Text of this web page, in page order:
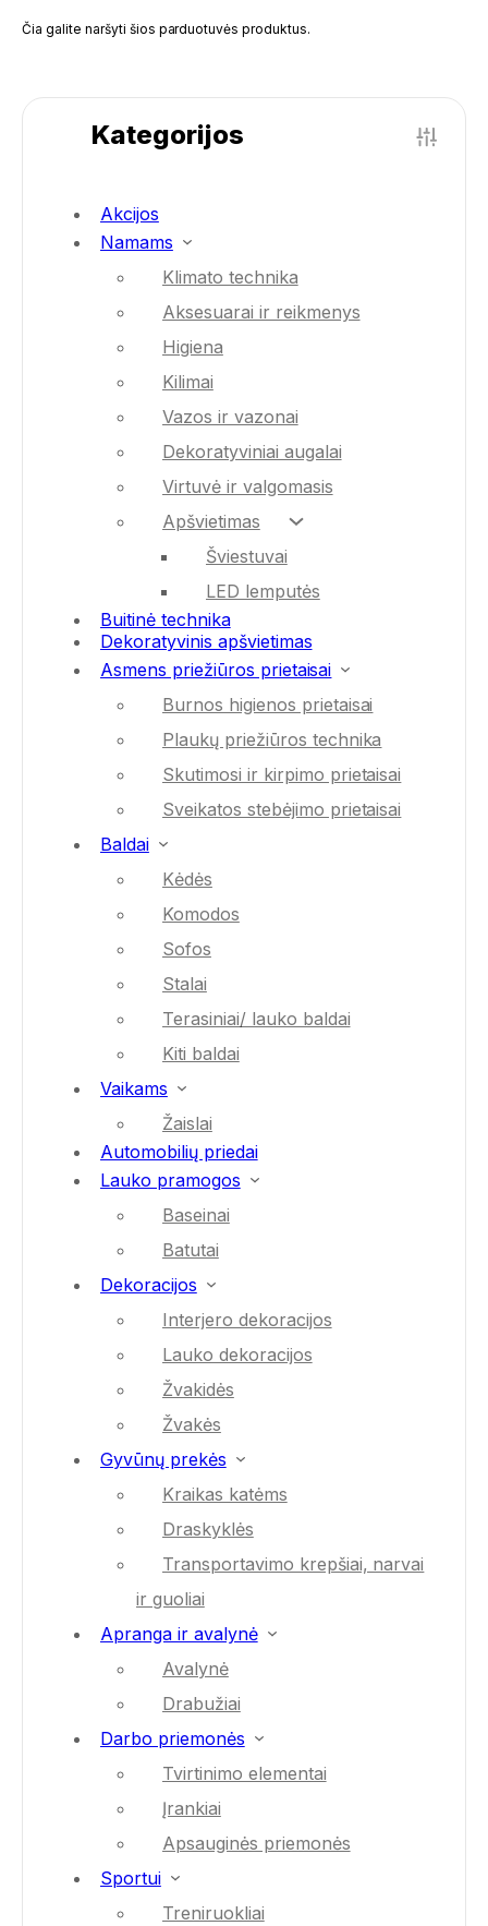
Čia galite naršyti šios parduotuvės produktus.
Kategorijos
Akcijos
Namams
Klimato technika
Aksesuarai ir reikmenys
Higiena
Kilimai
Vazos ir vazonai
Dekoratyviniai augalai
Virtuvė ir valgomasis
Apšvietimas
Šviestuvai
LED lemputės
Buitinė technika
Dekoratyvinis apšvietimas
Asmens priežiūros prietaisai
Burnos higienos prietaisai
Plaukų priežiūros technika
Skutimosi ir kirpimo prietaisai
Sveikatos stebėjimo prietaisai
Baldai
Kėdės
Komodos
Sofos
Stalai
Terasiniai/ lauko baldai
Kiti baldai
Vaikams
Žaislai
Automobilių priedai
Lauko pramogos
Baseinai
Batutai
Dekoracijos
Interjero dekoracijos
Lauko dekoracijos
Žvakidės
Žvakės
Gyvūnų prekės
Kraikas katėms
Draskyklės
Transportavimo krepšiai, narvai
ir guoliai
Apranga ir avalynė
Avalynė
Drabužiai
Darbo priemonės
Tvirtinimo elementai
Įrankiai
Apsauginės priemonės
Sportui
Treniruokliai